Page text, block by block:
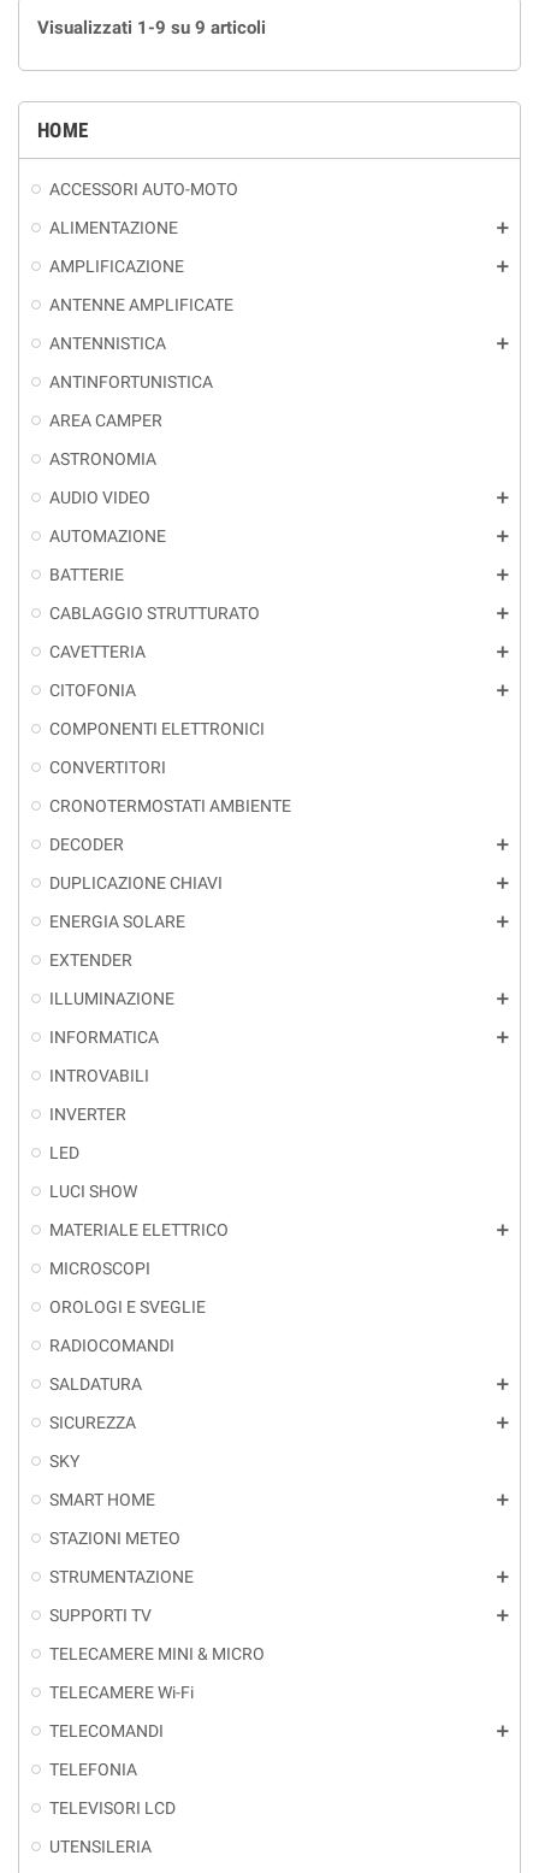
HOME
ACCESSORI AUTO-MOTO
ALIMENTAZIONE
add
AMPLIFICAZIONE add
ANTENNE AMPLIFICATE
ANTENNISTICA
add
ANTINFORTUNISTICA
AREA CAMPER
ASTRONOMIA
AUDIO VIDEO
add
AUTOMAZIONE add
BATTERIE add
CABLAGGIO STRUTTURATO add
CAVETTERIA add
CITOFONIA add
COMPONENTI ELETTRONICI
CONVERTITORI
CRONOTERMOSTATI AMBIENTE
DECODER
add
DUPLICAZIONE CHIAVI add
ENERGIA SOLARE add
EXTENDER
ILLUMINAZIONE
add
INFORMATICA add
INTROVABILI
INVERTER
LED
LUCI SHOW
MATERIALE ELETTRICO
add
MICROSCOPI
OROLOGI E SVEGLIE
RADIOCOMANDI
SALDATURA
add
SICUREZZA add
SKY
SMART HOME
add
STAZIONI METEO
STRUMENTAZIONE
add
SUPPORTI TV add
TELECAMERE MINI & MICRO
TELECAMERE Wi-Fi
TELECOMANDI
add
TELEFONIA
TELEVISORI LCD
UTENSILERIA
Visualizzati 1-9 su 9 articoli